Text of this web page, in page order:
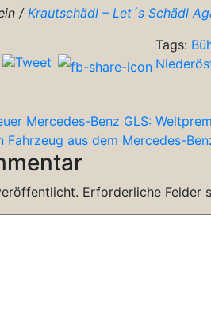
/ Krautschädl – Let´s Schädl
Tags:
Mercedes-Benz GLS:
aus dem Mercedes-
Erforderliche Felder